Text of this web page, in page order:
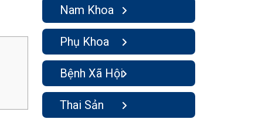
Nam Khoa
Phụ Khoa
Bệnh Xã Hội
Thai Sản